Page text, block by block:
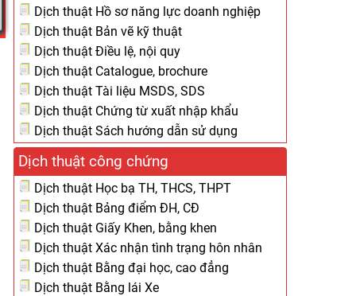
Dịch thuật Hồ sơ năng lực doanh nghiệp
Dịch thuật Bản vẽ kỹ thuật
Dịch thuật Điều lệ, nội quy
Dịch thuật Catalogue, brochure
Dịch thuật Tài liệu MSDS, SDS
Dịch thuật Chứng từ xuất nhập khẩu
Dịch thuật Sách hướng dẫn sử dụng
Dịch thuật công chứng
Dịch thuật Học bạ TH, THCS, THPT
Dịch thuật Bảng điểm ĐH, CĐ
Dịch thuật Giấy Khen, bằng khen
Dịch thuật Xác nhận tình trạng hôn nhân
Dịch thuật Bằng đại học, cao đẳng
Dịch thuật Bằng lái Xe